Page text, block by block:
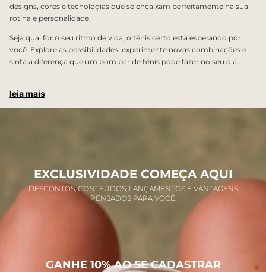
designs, cores e tecnologias que se encaixam perfeitamente na sua
rotina e personalidade.
Seja qual for o seu ritmo de vida, o tênis certo está esperando por
você. Explore as possibilidades, experimente novas combinações e
sinta a diferença que um bom par de tênis pode fazer no seu dia.
leia mais
EXCLUSIVIDADE COMEÇA AQUI
DESCONTOS, CONTEÚDOS, LANÇAMENTOS E VANTAGENS
PENSADOS PARA VOCÊ.
GANHE 10% AO SE CADASTRAR